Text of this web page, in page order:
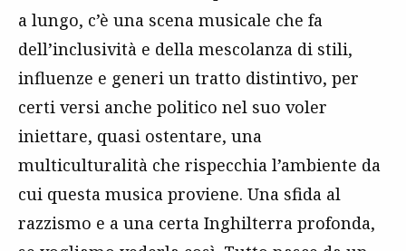
a lungo, c’è una scena musicale che fa
dell’inclusività e della mescolanza di stili,
influenze e generi un tratto distintivo, per
certi versi anche politico nel suo voler
iniettare, quasi ostentare, una
multiculturalità che rispecchia l’ambiente da
cui questa musica proviene. Una sfida al
razzismo e a una certa Inghilterra profonda,